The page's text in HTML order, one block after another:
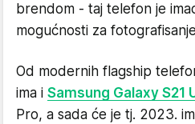
brendom - taj telefon je
mogućnosti za
Od modernih flagship
ima i Samsung Galaxy S21
Pro, a sada će je tj. 2023.